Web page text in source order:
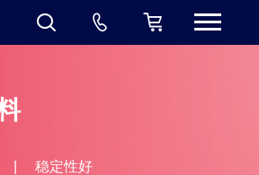
稳定性好